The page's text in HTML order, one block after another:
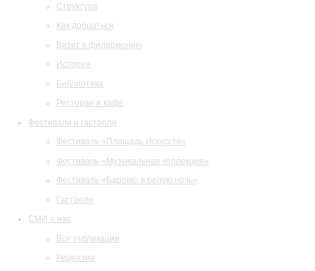
Структура
Как добраться
Визит в филармонию
История
Библиотека
Ресторан и кафе
Фестивали и гастроли
Фестиваль «Площадь Искусств»
Фестиваль «Музыкальная коллекция»
Фестиваль «Барокко в белую ночь»
Гастроли
СМИ о нас
Все публикации
Рецензии